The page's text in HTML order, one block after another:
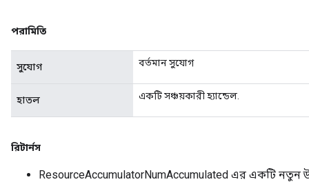
পরামিতি
সুযোগ বর্তমান সুযোগ
হাতল একটি সঞ্চয়কারী হ্যান্ডেল.
রিটার্নস
ResourceAccumulatorNumAccumulated এর একটি নতুন